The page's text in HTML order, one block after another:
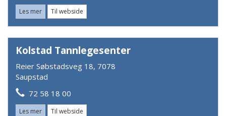
Les mer Til webside
Kolstad Tannlegesenter
Reier Søbstadsveg 18, 7078
Saupstad
72 58 18 00
Les mer Til webside